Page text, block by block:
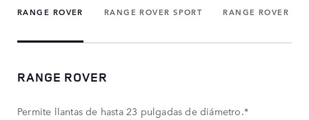
RANGE ROVER RANGE ROVER SPORT RANGE ROVER
RANGE ROVER
Permite llantas de hasta 23 pulgadas de diámetro.*